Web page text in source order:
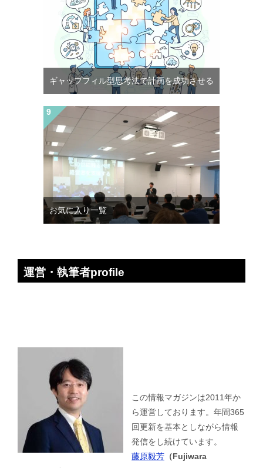
ギャップフィル型思考法で計画を成功させる
お気に入り一覧
運営・執筆者profile
この情報マガジンは2011年か
ら運営しております。年間365
回更新を基本としながら情報
発信をし続けています。
藤原毅芳 （Fujiwara